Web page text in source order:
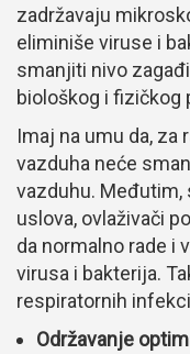
zadržavaju
eliminiše viruse i
smanjiti nivo
biološkog i fizičkog
Imaj na umu da, za
vazduha neće
vazduhu. Međutim,
uslova, ovlaživači
da normalno rade i
virusa i bakterija.
respiratornih
Održavanje